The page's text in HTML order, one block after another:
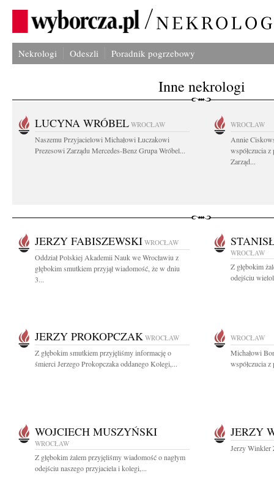
Nekrologi Odeszli Poradnik pogrzebowy
Inne nekrologi
LUCYNA WRÓBEL WROCŁAW
Naszemu Przyjacielowi Michałowi Łuczakowi
Prezesowi Zarządu Mercedes-Benz Grupa Wróbel...
WROCŁAW
Annie
współczucia
Zarząd...
JERZY FABISZEWSKI WROCŁAW
Oddział Polskiej Akademii Nauk we Wrocławiu z
głębokim smutkiem przyjął wiadomość, że w dniu
3...
WROCŁAW
Z głębokim
odejściu
JERZY PROKOPCZAK WROCŁAW
Z głębokim smutkiem przyjęliśmy informację o
śmierci Jerzego Prokopczaka oddanego Kolegi,...
WROCŁAW
Michałowi
współczucia
WOJCIECH MUSZYŃSKI
WROCŁAW
Z głębokim żalem przyjęliśmy wiadomość o nagłym
odejściu naszego przyjaciela i kolegi,...
JERZY
Jerzy Winkler